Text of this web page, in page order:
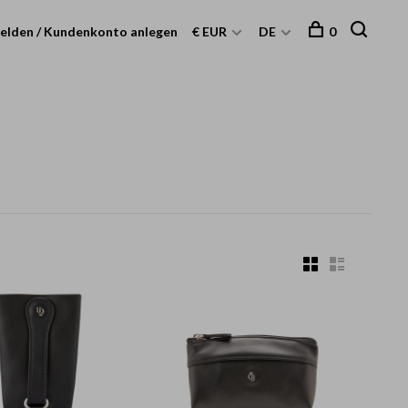
/ Kundenkonto anlegen € EUR DE 0